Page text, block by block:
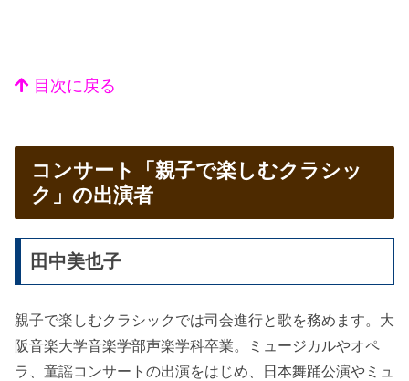
目次に戻る
コンサート「親子で楽しむクラシッ
ク」の出演者
田中美也子
親子で楽しむクラシックでは司会進行と歌を務めます。大
阪音楽大学音楽学部声楽学科卒業。ミュージカルやオペ
ラ、童謡コンサートの出演をはじめ、日本舞踊公演やミュ